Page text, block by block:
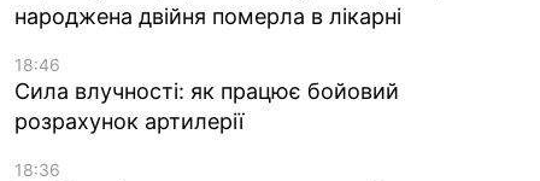
народжена двійня померла в лікарні
18:46
Сила влучності: як працює бойовий
розрахунок артилерії
18:36